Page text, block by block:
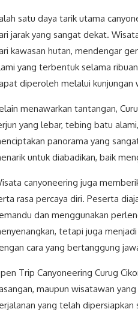
satu daya tarik utama
jarak yang sangat dekat.
kawasan hutan, mendengar
yang terbentuk selama
diperoleh melalui kunjungan
menawarkan tantangan,
yang lebar, tebing batu
panorama yang
untuk diabadikan, baik
canyoneering juga
rasa percaya diri. Peserta
dan menggunakan
tetapi juga
cara yang bertanggung
Trip Canyoneering Curug
maupun wisatawan
yang telah